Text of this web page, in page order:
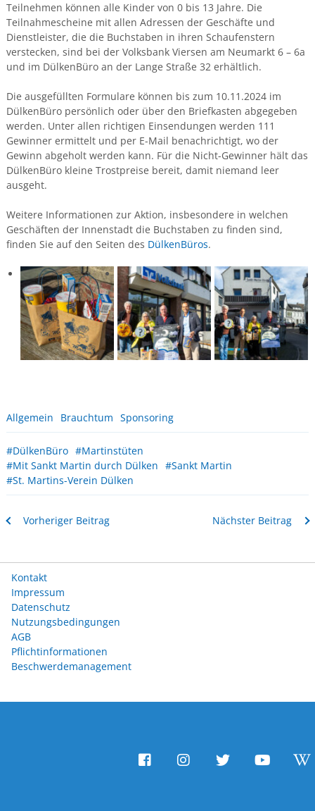
Teilnehmen können alle Kinder von 0 bis 13 Jahre. Die
Teilnahmescheine mit allen Adressen der Geschäfte und
Dienstleister, die die Buchstaben in ihren Schaufenstern
verstecken, sind bei der Volksbank Viersen am Neumarkt 6 – 6a
und im DülkenBüro an der Lange Straße 32 erhältlich.
Die ausgefüllten Formulare können bis zum 10.11.2024 im
DülkenBüro persönlich oder über den Briefkasten abgegeben
werden. Unter allen richtigen Einsendungen werden 111
Gewinner ermittelt und per E-Mail benachrichtigt, wo der
Gewinn abgeholt werden kann. Für die Nicht-Gewinner hält das
DülkenBüro kleine Trostpreise bereit, damit niemand leer
ausgeht.
Weitere Informationen zur Aktion, insbesondere in welchen
Geschäften der Innenstadt die Buchstaben zu finden sind,
finden Sie auf den Seiten des DülkenBüros.
Allgemein Brauchtum Sponsoring
#DülkenBüro #Martinstüten
#Mit Sankt Martin durch Dülken #Sankt Martin
#St. Martins-Verein Dülken
Vorheriger Beitrag Nächster Beitrag
Kontakt
Impressum
Datenschutz
Nutzungsbedingungen
AGB
Pflichtinformationen
Beschwerdemanagement